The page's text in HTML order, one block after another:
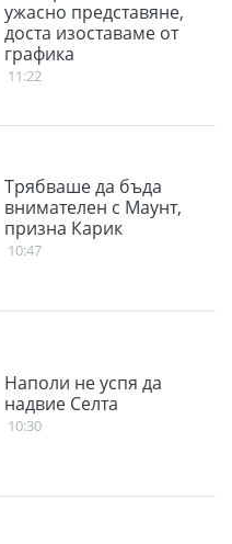
ужасно представяне,
доста изоставаме от
графика
11:22
Трябваше да бъда
внимателен с Маунт,
призна Карик
10:47
Наполи не успя да
надвие Селта
10:30